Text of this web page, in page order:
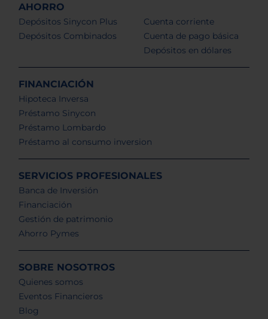
AHORRO
Depósitos Sinycon Plus
Depósitos Combinados
Cuenta corriente
Cuenta de pago básica
Depósitos en dólares
FINANCIACIÓN
Hipoteca Inversa
Préstamo Sinycon
Préstamo Lombardo
Préstamo al consumo inversion
SERVICIOS PROFESIONALES
Banca de Inversión
Financiación
Gestión de patrimonio
Ahorro Pymes
SOBRE NOSOTROS
Quienes somos
Eventos Financieros
Blog